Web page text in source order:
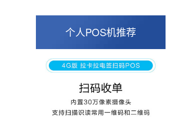
好，但是可以接受。售后服务好整体比较满意。
周先生
个人POS机推荐